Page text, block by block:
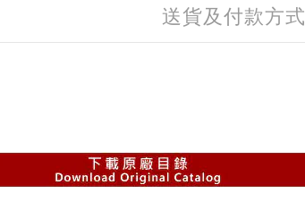
送貨及付款方式